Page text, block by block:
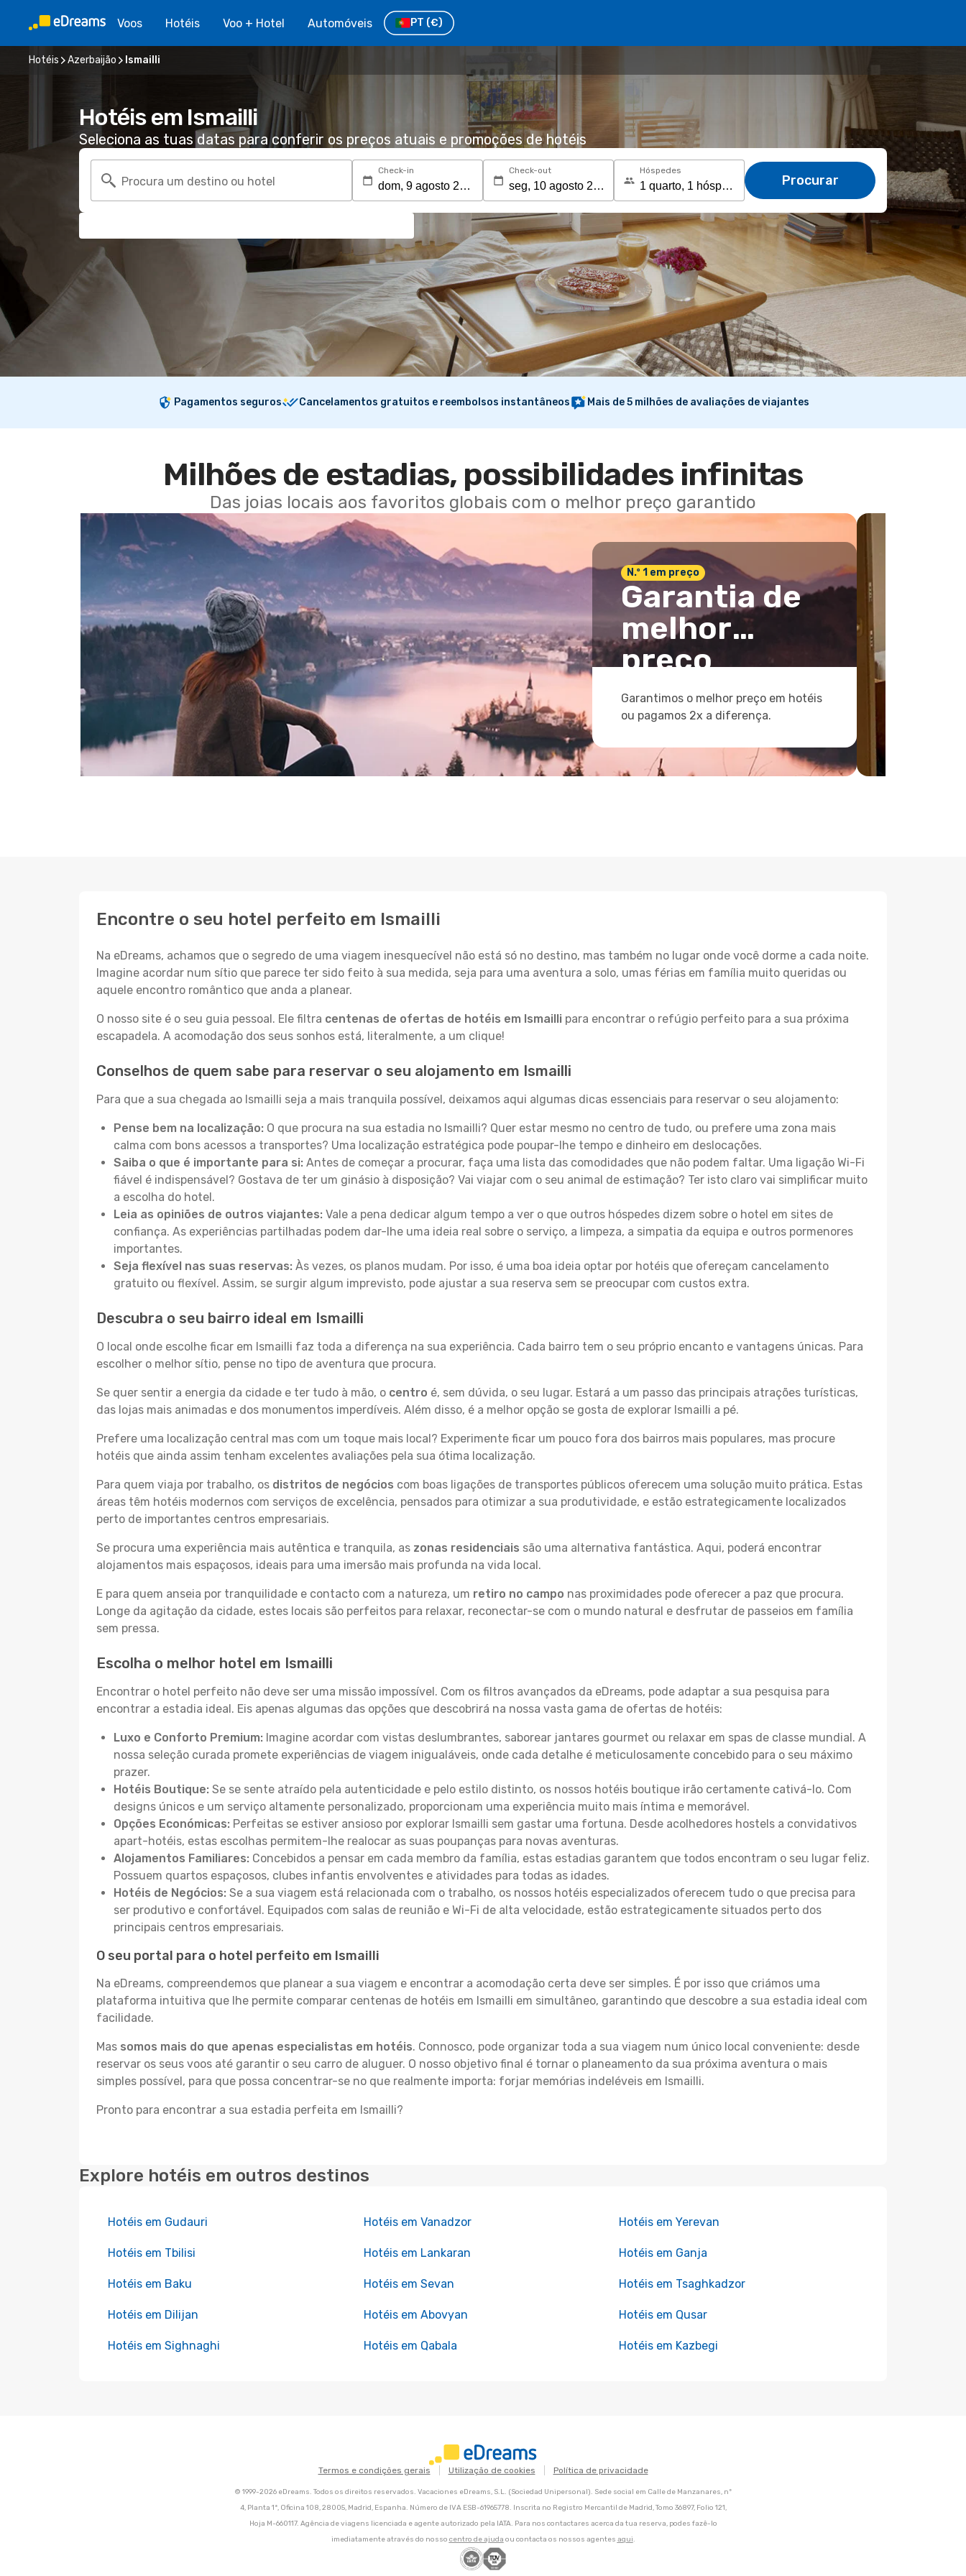
Voos Hotéis Voo + Hotel Automóveis PT (€)
Hotéis Azerbaijão Ismailli
Hotéis em Ismailli
Seleciona as tuas datas para conferir os preços atuais e promoções de hotéis
Procura um destino ou hotel
Check-in Check-out Hóspedes
Procurar
Pagamentos seguros Cancelamentos gratuitos e reembolsos instantâneos Mais de 5 milhões de avaliações de viajantes
Milhões de estadias, possibilidades infinitas
Das joias locais aos favoritos globais com o melhor preço garantido
N.º 1 em preço
Garantia de
melhor
preço
Garantimos o melhor preço em hotéis
ou pagamos 2x a diferença.
Encontre o seu hotel perfeito em Ismailli
Na eDreams, achamos que o segredo de uma viagem inesquecível não está só no destino, mas também no lugar onde você dorme a cada noite.
Imagine acordar num sítio que parece ter sido feito à sua medida, seja para uma aventura a solo, umas férias em família muito queridas ou
aquele encontro romântico que anda a planear.
O nosso site é o seu guia pessoal. Ele filtra centenas de ofertas de hotéis em Ismailli para encontrar o refúgio perfeito para a sua próxima
escapadela. A acomodação dos seus sonhos está, literalmente, a um clique!
Conselhos de quem sabe para reservar o seu alojamento em Ismailli
Para que a sua chegada ao Ismailli seja a mais tranquila possível, deixamos aqui algumas dicas essenciais para reservar o seu alojamento:
Pense bem na localização: O que procura na sua estadia no Ismailli? Quer estar mesmo no centro de tudo, ou prefere uma zona mais
calma com bons acessos a transportes? Uma localização estratégica pode poupar-lhe tempo e dinheiro em deslocações.
Saiba o que é importante para si: Antes de começar a procurar, faça uma lista das comodidades que não podem faltar. Uma ligação Wi-Fi
fiável é indispensável? Gostava de ter um ginásio à disposição? Vai viajar com o seu animal de estimação? Ter isto claro vai simplificar muito
a escolha do hotel.
Leia as opiniões de outros viajantes: Vale a pena dedicar algum tempo a ver o que outros hóspedes dizem sobre o hotel em sites de
confiança. As experiências partilhadas podem dar-lhe uma ideia real sobre o serviço, a limpeza, a simpatia da equipa e outros pormenores
importantes.
Seja flexível nas suas reservas: Às vezes, os planos mudam. Por isso, é uma boa ideia optar por hotéis que ofereçam cancelamento
gratuito ou flexível. Assim, se surgir algum imprevisto, pode ajustar a sua reserva sem se preocupar com custos extra.
Descubra o seu bairro ideal em Ismailli
O local onde escolhe ficar em Ismailli faz toda a diferença na sua experiência. Cada bairro tem o seu próprio encanto e vantagens únicas. Para
escolher o melhor sítio, pense no tipo de aventura que procura.
Se quer sentir a energia da cidade e ter tudo à mão, o centro é, sem dúvida, o seu lugar. Estará a um passo das principais atrações turísticas,
das lojas mais animadas e dos monumentos imperdíveis. Além disso, é a melhor opção se gosta de explorar Ismailli a pé.
Prefere uma localização central mas com um toque mais local? Experimente ficar um pouco fora dos bairros mais populares, mas procure
hotéis que ainda assim tenham excelentes avaliações pela sua ótima localização.
Para quem viaja por trabalho, os distritos de negócios com boas ligações de transportes públicos oferecem uma solução muito prática. Estas
áreas têm hotéis modernos com serviços de excelência, pensados para otimizar a sua produtividade, e estão estrategicamente localizados
perto de importantes centros empresariais.
Se procura uma experiência mais autêntica e tranquila, as zonas residenciais são uma alternativa fantástica. Aqui, poderá encontrar
alojamentos mais espaçosos, ideais para uma imersão mais profunda na vida local.
E para quem anseia por tranquilidade e contacto com a natureza, um retiro no campo nas proximidades pode oferecer a paz que procura.
Longe da agitação da cidade, estes locais são perfeitos para relaxar, reconectar-se com o mundo natural e desfrutar de passeios em família
sem pressa.
Escolha o melhor hotel em Ismailli
Encontrar o hotel perfeito não deve ser uma missão impossível. Com os filtros avançados da eDreams, pode adaptar a sua pesquisa para
encontrar a estadia ideal. Eis apenas algumas das opções que descobrirá na nossa vasta gama de ofertas de hotéis:
Luxo e Conforto Premium: Imagine acordar com vistas deslumbrantes, saborear jantares gourmet ou relaxar em spas de classe mundial. A
nossa seleção curada promete experiências de viagem inigualáveis, onde cada detalhe é meticulosamente concebido para o seu máximo
prazer.
Hotéis Boutique: Se se sente atraído pela autenticidade e pelo estilo distinto, os nossos hotéis boutique irão certamente cativá-lo. Com
designs únicos e um serviço altamente personalizado, proporcionam uma experiência muito mais íntima e memorável.
Opções Económicas: Perfeitas se estiver ansioso por explorar Ismailli sem gastar uma fortuna. Desde acolhedores hostels a convidativos
apart-hotéis, estas escolhas permitem-lhe realocar as suas poupanças para novas aventuras.
Alojamentos Familiares: Concebidos a pensar em cada membro da família, estas estadias garantem que todos encontram o seu lugar feliz.
Possuem quartos espaçosos, clubes infantis envolventes e atividades para todas as idades.
Hotéis de Negócios: Se a sua viagem está relacionada com o trabalho, os nossos hotéis especializados oferecem tudo o que precisa para
ser produtivo e confortável. Equipados com salas de reunião e Wi-Fi de alta velocidade, estão estrategicamente situados perto dos
principais centros empresariais.
O seu portal para o hotel perfeito em Ismailli
Na eDreams, compreendemos que planear a sua viagem e encontrar a acomodação certa deve ser simples. É por isso que criámos uma
plataforma intuitiva que lhe permite comparar centenas de hotéis em Ismailli em simultâneo, garantindo que descobre a sua estadia ideal com
facilidade.
Mas somos mais do que apenas especialistas em hotéis. Connosco, pode organizar toda a sua viagem num único local conveniente: desde
reservar os seus voos até garantir o seu carro de aluguer. O nosso objetivo final é tornar o planeamento da sua próxima aventura o mais
simples possível, para que possa concentrar-se no que realmente importa: forjar memórias indeléveis em Ismailli.
Pronto para encontrar a sua estadia perfeita em Ismailli?
Explore hotéis em outros destinos
Hotéis em Gudauri Hotéis em Vanadzor Hotéis em Yerevan
Hotéis em Tbilisi Hotéis em Lankaran Hotéis em Ganja
Hotéis em Baku Hotéis em Sevan Hotéis em Tsaghkadzor
Hotéis em Dilijan Hotéis em Abovyan Hotéis em Qusar
Hotéis em Sighnaghi Hotéis em Qabala Hotéis em Kazbegi
Termos e condições gerais Utilização de cookies Política de privacidade
© 1999-2026 eDreams. Todos os direitos reservados. Vacaciones eDreams, S.L. (Sociedad Unipersonal). Sede social em Calle de Manzanares, nº
4, Planta 1ª, Oficina 108, 28005, Madrid, Espanha. Número de IVA ESB-61965778. Inscrita no Registro Mercantil de Madrid, Tomo 36897, Folio 121,
Hoja M-660117. Agência de viagens licenciada e agente autorizado pela IATA. Para nos contactares acerca da tua reserva, podes fazê-lo
imediatamente através do nosso centro de ajuda ou contacta os nossos agentes aqui.